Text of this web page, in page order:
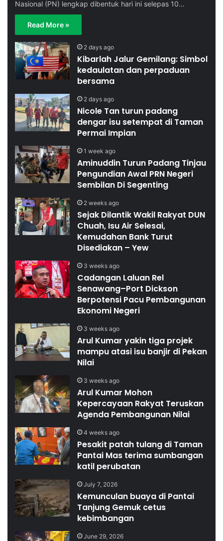
Nasional (PN) lengkap dibentuk hari ini selepas 10…
Read More »
2 days ago
Kibarlah Jalur Gemilang: Simbol
kedaulatan dan perpaduan
bersama
2 days ago
Nicole Tan turun padang
dengar isu setempat di Taman
Permai Impian
1 week ago
Aminuddin Turun Padang Tinjau
Pengundian Awal PRN Negeri
Sembilan Di Segenting
2 weeks ago
Sejak Dilantik Wakil Rakyat DUN
Chuah, Isu Air Selesai,
Kemudahan Bank Turut
Disediakan – Yew
3 weeks ago
Cadangan Laluan Rel
Senawang–Port Dickson
Berpotensi Pacu Pembangunan
Ekonomi Negeri
3 weeks ago
Arul Kumar yakin tiga projek
mampu atasi isu banjir di Pekan
Nilai
3 weeks ago
Arul Kumar Mohon
Kepercayaan Rakyat Teruskan
Agenda Pembangunan Nilai
4 weeks ago
Pesakit patah tulang di Taman
Pantai Mas terima sumbangan
katil perubatan
July 7, 2026
Kemunculan buaya di Pantai
Tanjung Gemuk cetus
kebimbangan
June 29, 2026